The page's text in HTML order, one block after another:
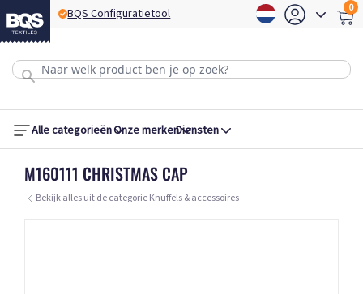
BQS Configuratietool 0
Alle categorieënOnze merkenDiensten
M160111 CHRISTMAS CAP
Bekijk alles uit de categorie Knuffels & accessoires